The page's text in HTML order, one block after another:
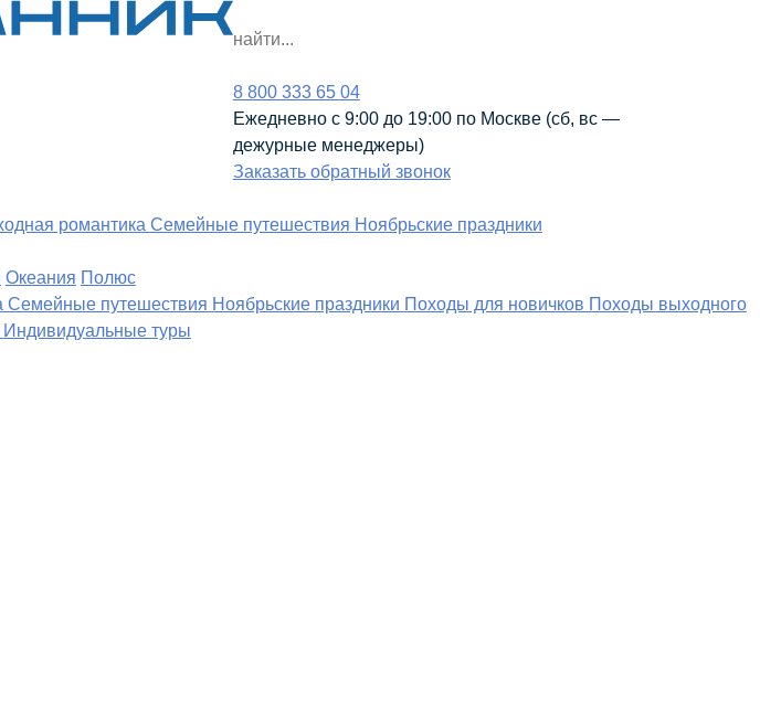
8 800 333 65 04
Ежедневно с 9:00 до 19:00 по Москве (сб, вс —
дежурные менеджеры)
Заказать обратный звонок
романтика Семейные путешествия Ноябрьские праздники
Океания Полюс
Семейные путешествия Ноябрьские праздники Походы для новичков Походы выходного
Индивидуальные туры